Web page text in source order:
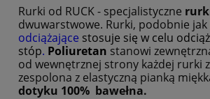
Rurki od RUCK - specjalistyczne
dwuwarstwowe. Rurki, podobnie jak
odciążające stosuje się w celu
stóp. Poliuretan stanowi
od wewnętrznej strony każdej rurki
zespolona z elastyczną pianką
dotyku 100% bawełna.